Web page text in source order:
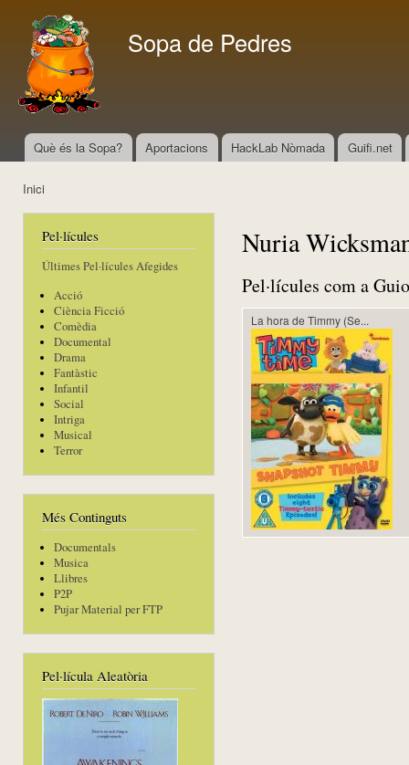
Sopa de Pedres
Menú principal
Què és la Sopa? Aportacions HackLab Nòmada Guifi.net
Inici
Pel·lícules
Últimes Pel·lícules Afegides
Acció
Ciència Ficció
Comèdia
Documental
Drama
Fantàstic
Infantil
Social
Intriga
Musical
Terror
Més Continguts
Documentals
Musica
Llibres
P2P
Pujar Material per FTP
Pel·lícula Aleatòria
Nuria
Pel·lícules com a
La hora de Timmy (Se...